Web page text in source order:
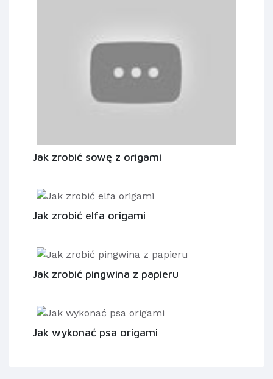
Jak zrobić sowę z origami
Jak zrobić elfa origami
Jak zrobić pingwina z papieru
Jak wykonać psa origami